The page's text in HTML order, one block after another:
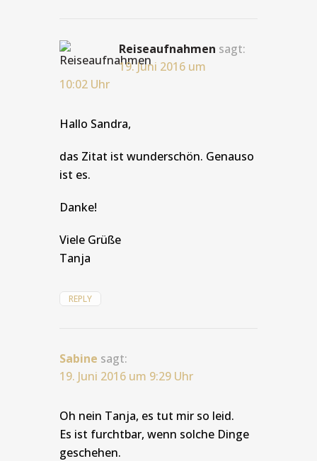
Reiseaufnahmen sagt:
19. Juni 2016 um
10:02 Uhr
Hallo Sandra,
das Zitat ist wunderschön. Genauso
ist es.
Danke!
Viele Grüße
Tanja
REPLY
Sabine sagt:
19. Juni 2016 um 9:29 Uhr
Oh nein Tanja, es tut mir so leid.
Es ist furchtbar, wenn solche Dinge
geschehen.